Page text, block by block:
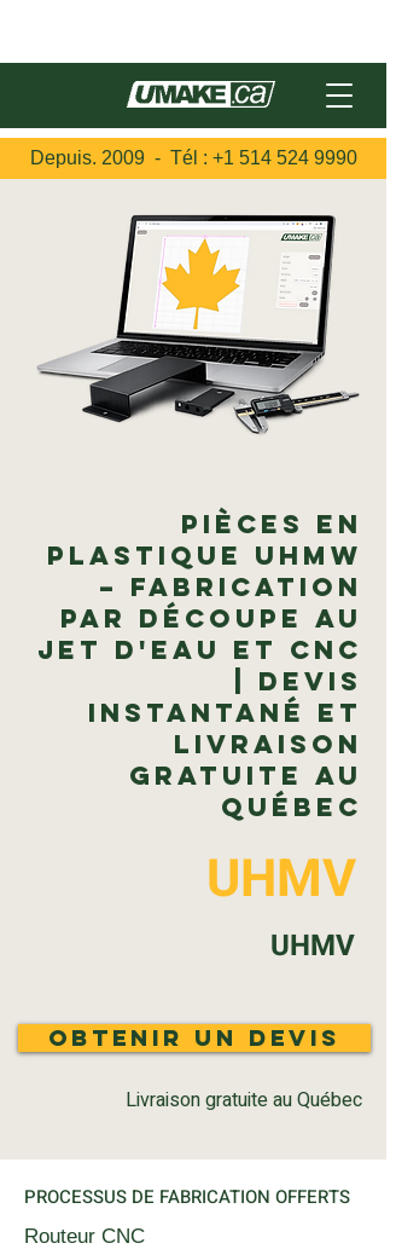
Depuis. 2009 - Tél : +1 514 524 9990
Pièces en
plastique UHMW
– Fabrication
par découpe au
jet d'eau et CNC
| Devis
instantané et
livraison
gratuite au
Québec
UHMV
UHMV
Obtenir un devis
Livraison gratuite au Québec
PROCESSUS DE FABRICATION OFFERTS
Routeur CNC